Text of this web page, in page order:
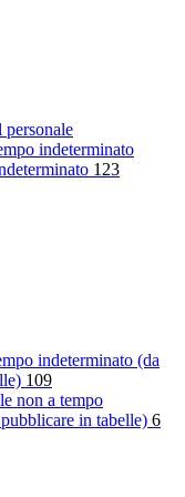
personale
indeterminato
123
indeterminato (da
109
non a tempo
in tabelle) 6